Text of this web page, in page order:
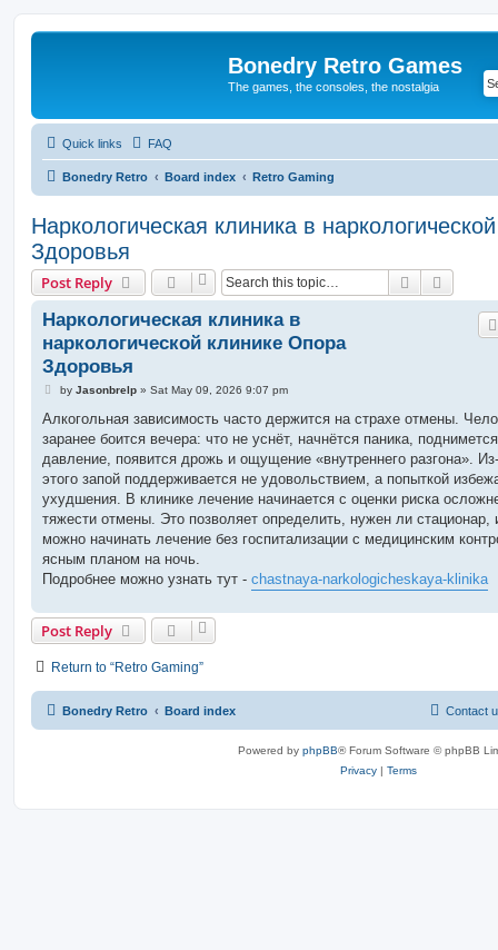
Bonedry Retro Games
The games, the consoles, the nostalgia
Quick links FAQ
Bonedry Retro Board index Retro Gaming
Наркологическая клиника в
Здоровья
Post Reply Search
Наркологическая клиника в
наркологической клинике Опора
Здоровья
P
s
by Jasonbrelp» Sat May 09, 2026 9:07 pm
Алкогольная зависимость часто держится на страхе отмены.
заранее боится вечера: что не уснёт, начнётся паника, поднимется
давление, появится дрожь и ощущение «внутреннего разгона».
этого запой поддерживается не удовольствием, а попыткой
ухудшения. В клинике лечение начинается с оценки риска
тяжести отмены. Это позволяет определить, нужен ли стационар,
можно начинать лечение без госпитализации с медицинским
ясным планом на ночь.
Подробнее можно узнать тут - chastnaya-narkologicheskaya-klinika
Post Reply
Return to “Retro Gaming”
Bonedry Retro Board index Contact
Powered by phpBB® Forum Software © phpBB
Privacy | Terms